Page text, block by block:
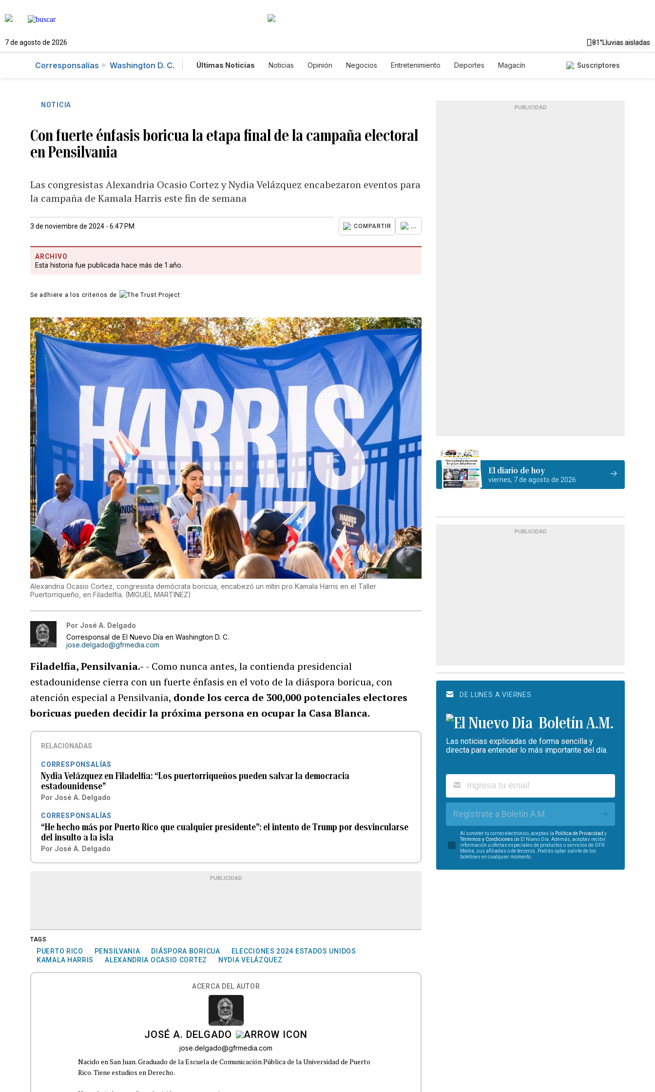
7 de agosto de 2026 81°Lluvias aisladas
Corresponsalías Washington D. C. Últimas Noticias Noticias Opinión Negocios Entretenimiento Deportes
Magacín
Suscriptores
NOTICIA
Con fuerte énfasis boricua la etapa final de la campaña electoral
en Pensilvania
Las congresistas Alexandria Ocasio Cortez y Nydia Velázquez encabezaron eventos para
la campaña de Kamala Harris este fin de semana
3 de noviembre de 2024 - 6:47 PM COMPARTIR ...
ARCHIVO
Esta historia fue publicada hace más de 1 año.
Se adhiere a los criterios de
Alexandria Ocasio Cortez, congresista demócrata boricua, encabezó un mítin pro Kamala Harris en el Taller
Puertorriqueño, en Filadelfia. (MIGUEL MARTINEZ)
Por José A. Delgado
Corresponsal de El Nuevo Día en Washington D. C.
jose.delgado@gfrmedia.com
Filadelfia, Pensilvania.- - Como nunca antes, la contienda presidencial
estadounidense cierra con un fuerte énfasis en el voto de la diáspora boricua, con
atención especial a Pensilvania, donde los cerca de 300,000 potenciales electores
boricuas pueden decidir la próxima persona en ocupar la Casa Blanca.
RELACIONADAS
CORRESPONSALÍAS
Nydia Velázquez en Filadelfia: “Los puertorriqueños pueden salvar la democracia
estadounidense”
Por José A. Delgado
CORRESPONSALÍAS
“He hecho más por Puerto Rico que cualquier presidente”: el intento de Trump por desvincularse
del insulto a la isla
Por José A. Delgado
PUBLICIDAD
TAGS
PUERTO RICO PENSILVANIA DIÁSPORA BORICUA
ELECCIONES 2024 ESTADOS UNIDOS
KAMALA HARRIS
ALEXANDRIA OCASIO CORTEZ NYDIA VELÁZQUEZ
ACERCA DEL AUTOR
JOSÉ A. DELGADO
jose.delgado@gfrmedia.com
Nacido en San Juan. Graduado de la Escuela de Comunicación Pública de la Universidad de Puerto
Rico. Tiene estudios en Derecho.
PUBLICIDAD
El diario de hoy
viernes, 7 de agosto de 2026
PUBLICIDAD
DE LUNES A VIERNES
Boletín A.M.
Las noticias explicadas de forma sencilla y
directa para entender lo más importante del día.
Regístrate a Boletín A.M.
Al someter tu correo electrónico, aceptas la Política de Privacidad y
Términos y Condiciones de El Nuevo Día. Además, aceptas recibir
información u ofertas especiales de productos o servicios de GFR
Media, sus afiliadas o de terceros. Podrás optar salirte de los
boletines en cualquier momento.